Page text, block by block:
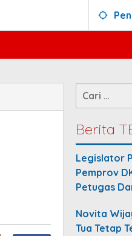
Cari
untuk:
Berita
Legislator
Pemprov
Petugas
Novita
Tua Tetap